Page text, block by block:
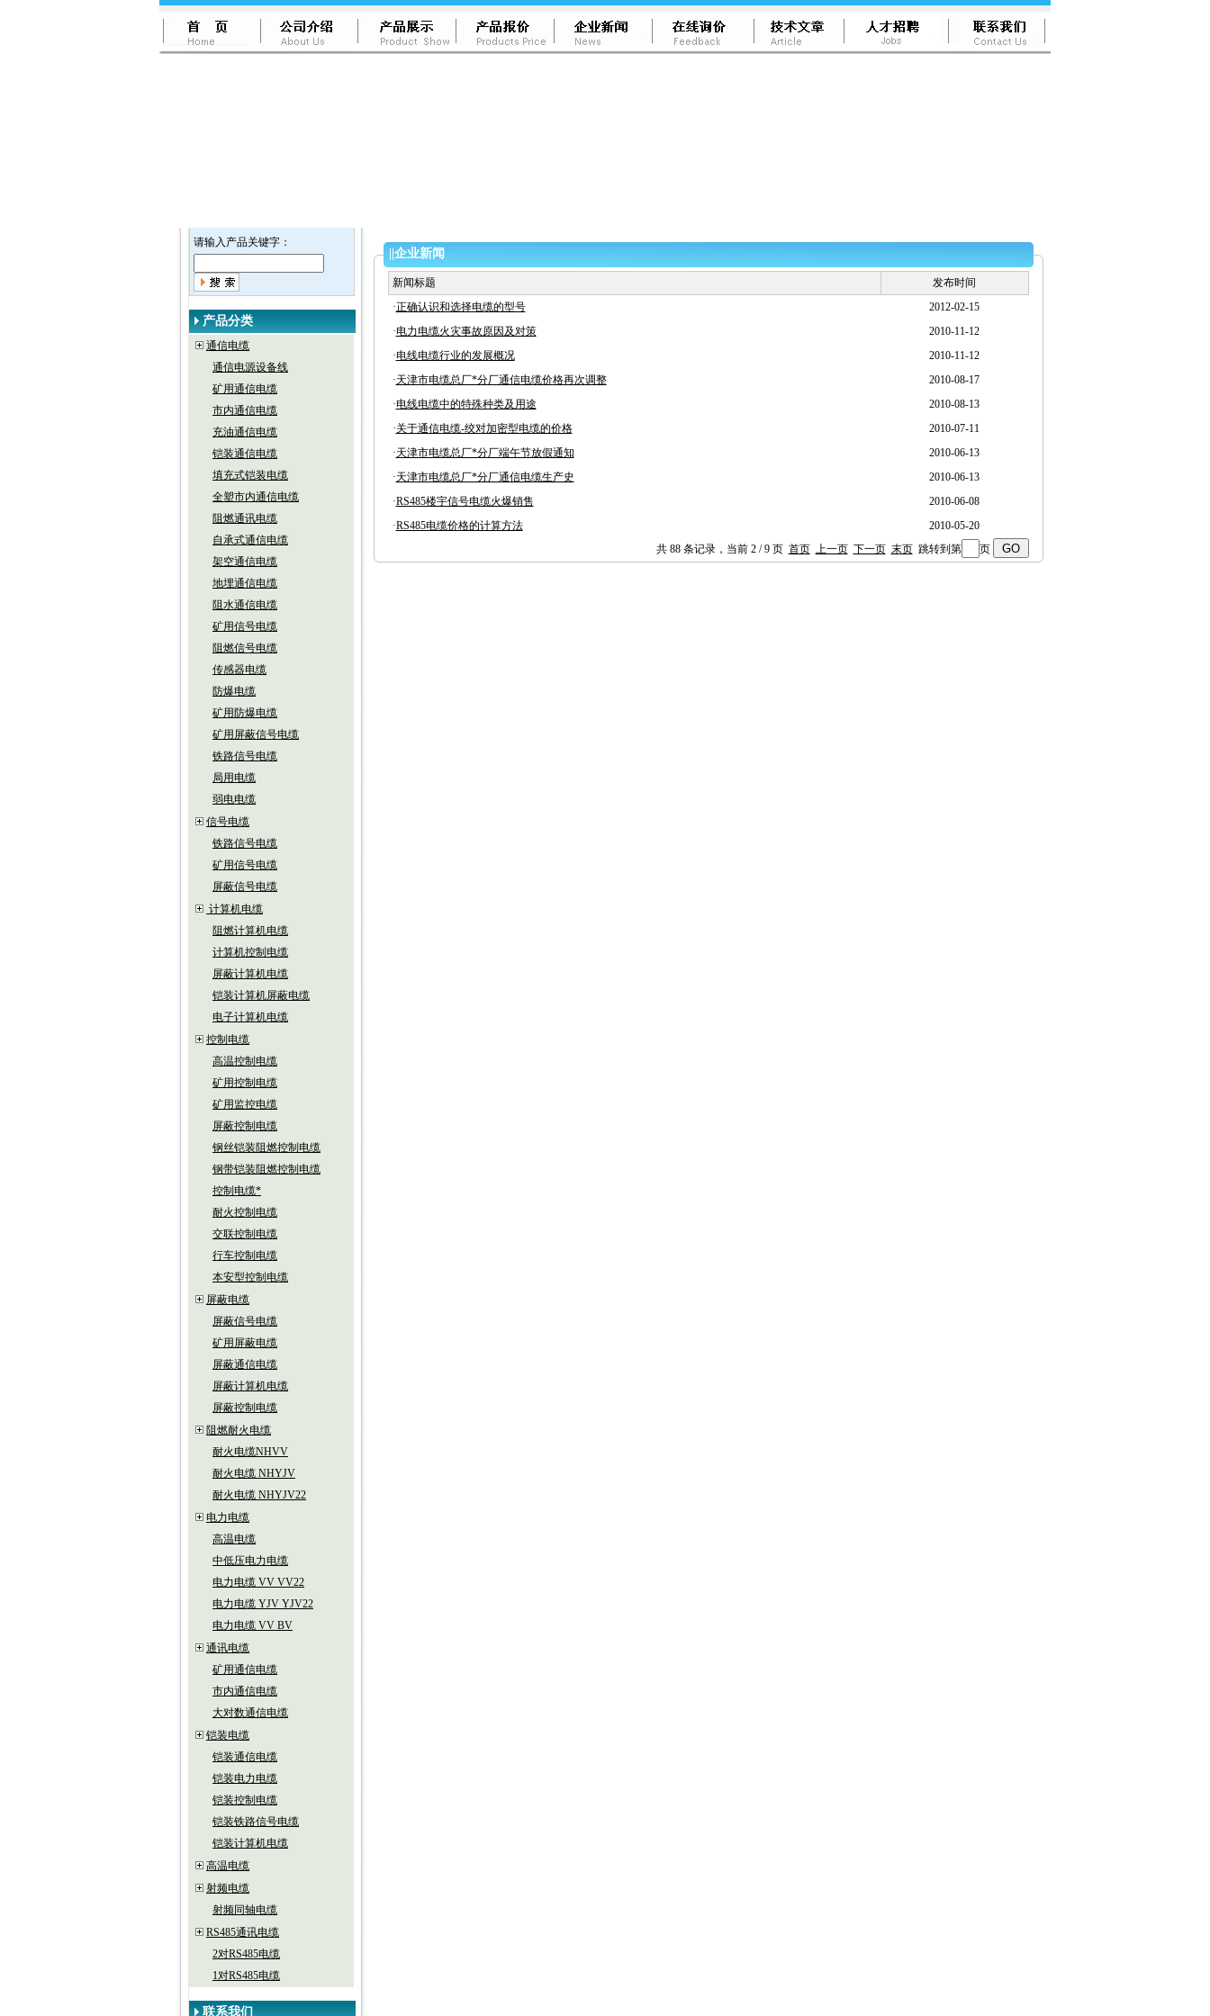
请输入产品关键字：
产品分类
通信电缆
通信电源设备线
矿用通信电缆
市内通信电缆
充油通信电缆
铠装通信电缆
填充式铠装电缆
全塑市内通信电缆
阻燃通讯电缆
自承式通信电缆
架空通信电缆
地埋通信电缆
阻水通信电缆
矿用信号电缆
阻燃信号电缆
传感器电缆
防爆电缆
矿用防爆电缆
矿用屏蔽信号电缆
铁路信号电缆
局用电缆
弱电电缆
信号电缆
铁路信号电缆
矿用信号电缆
屏蔽信号电缆
计算机电缆
阻燃计算机电缆
计算机控制电缆
屏蔽计算机电缆
铠装计算机屏蔽电缆
电子计算机电缆
控制电缆
高温控制电缆
矿用控制电缆
矿用监控电缆
屏蔽控制电缆
钢丝铠装阻燃控制电缆
钢带铠装阻燃控制电缆
控制电缆*
耐火控制电缆
交联控制电缆
行车控制电缆
本安型控制电缆
屏蔽电缆
屏蔽信号电缆
矿用屏蔽电缆
屏蔽通信电缆
屏蔽计算机电缆
屏蔽控制电缆
阻燃耐火电缆
耐火电缆NHVV
耐火电缆 NHYJV
耐火电缆 NHYJV22
电力电缆
高温电缆
中低压电力电缆
电力电缆 VV VV22
电力电缆 YJV YJV22
电力电缆 VV BV
通讯电缆
矿用通信电缆
市内通信电缆
大对数通信电缆
铠装电缆
铠装通信电缆
铠装电力电缆
铠装控制电缆
铠装铁路信号电缆
铠装计算机电缆
高温电缆
射频电缆
射频同轴电缆
RS485通讯电缆
2对RS485电缆
1对RS485电缆
联系我们
企业新闻
新闻标题
发布时间
·正确认识和选择电缆的型号
2012-02-15
·电力电缆火灾事故原因及对策
2010-11-12
·电线电缆行业的发展概况
2010-11-12
·天津市电缆总厂*分厂通信电缆价格再次调整
2010-08-17
·电线电缆中的特殊种类及用途
2010-08-13
·关于通信电缆-绞对加密型电缆的价格
2010-07-11
·天津市电缆总厂*分厂端午节放假通知
2010-06-13
·天津市电缆总厂*分厂通信电缆生产史
2010-06-13
·RS485楼宇信号电缆火爆销售
2010-06-08
·RS485电缆价格的计算方法
2010-05-20
共 88 条记录，当前 2 / 9 页 首页 上一页 下一页 末页跳转到第 页